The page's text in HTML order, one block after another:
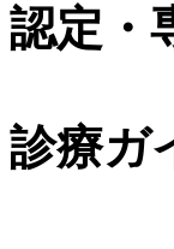
認定・
診療ガ
な